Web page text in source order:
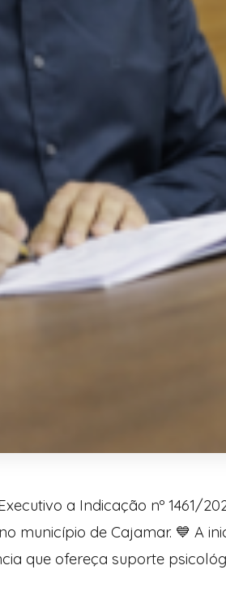
a Indicação nº 1461/
município de Cajamar. 💙 A
que ofereça suporte